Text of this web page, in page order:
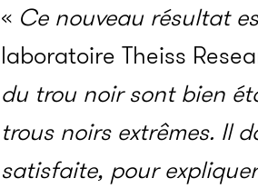
« Ce nouveau résultat
laboratoire Theiss
du trou noir sont bien
trous noirs extrêmes. Il
satisfaite, pour